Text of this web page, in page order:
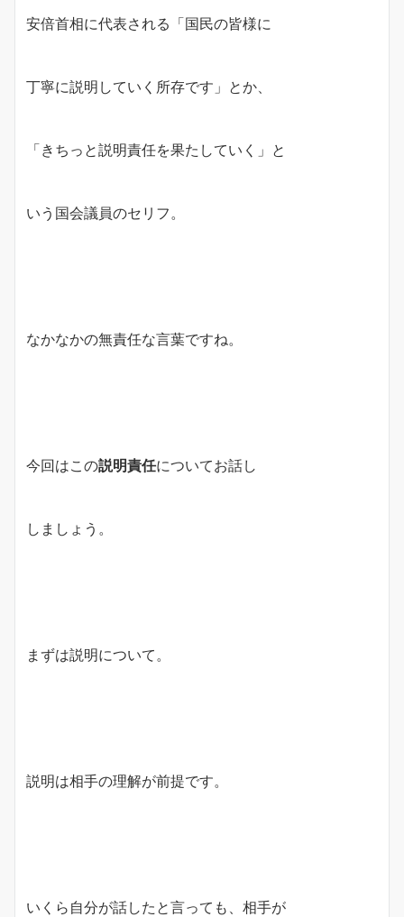
安倍首相に代表される「国民の皆様に
丁寧に説明していく所存です」とか、
「きちっと説明責任を果たしていく」と
いう国会議員のセリフ。
なかなかの無責任な言葉ですね。
今回はこの説明責任についてお話し
しましょう。
まずは説明について。
説明は相手の理解が前提です。
いくら自分が話したと言っても、相手が